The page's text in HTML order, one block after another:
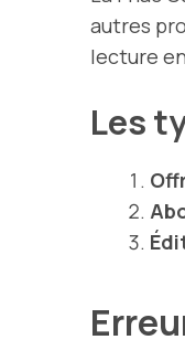
autres
lecture
Les